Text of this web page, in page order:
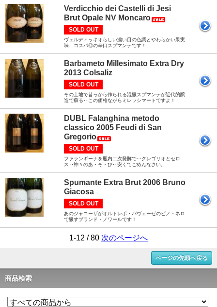
Verdicchio dei Castelli di Jesi
Brut Opale NV Moncaro
SOLD OUT
ヴェルディッキオらしい濃い目の色調とやわらかい果実
味、コスパ◎の辛口スプマンテです！
Barbameto Millesimato Extra Dry
2013 Colsaliz
SOLD OUT
その土地で昔っから作られる混醸スプマンテが近代的醸
造で蘇る‥この価格ながらミレッシマートですよ！
DUBL Falanghina metodo
classico 2005 Feudi di San
Gregorio
SOLD OUT
ファランギーナを瓶内二次発酵で‥グレゴリオとセロ
ス‥神々のあ・そ・び‥安くてごめんなさい。
Spumante Extra Brut 2006 Bruno
Giacosa
SOLD OUT
あのジャコーザがオルトレポ・パヴェーゼのピノ・ネロ
で醸すブランド・ノワールです！
1-12 / 80 次のページへ
ページの先頭へ戻る
商品検索